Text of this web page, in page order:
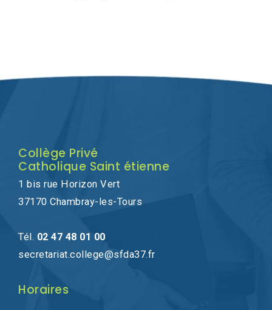
Collège Privé
Catholique Saint étienne
1 bis rue Horizon Vert
37170 Chambray-les-Tours
Tél. 02 47 48 01 00
secretariat.college@sfda37.fr
Horaires